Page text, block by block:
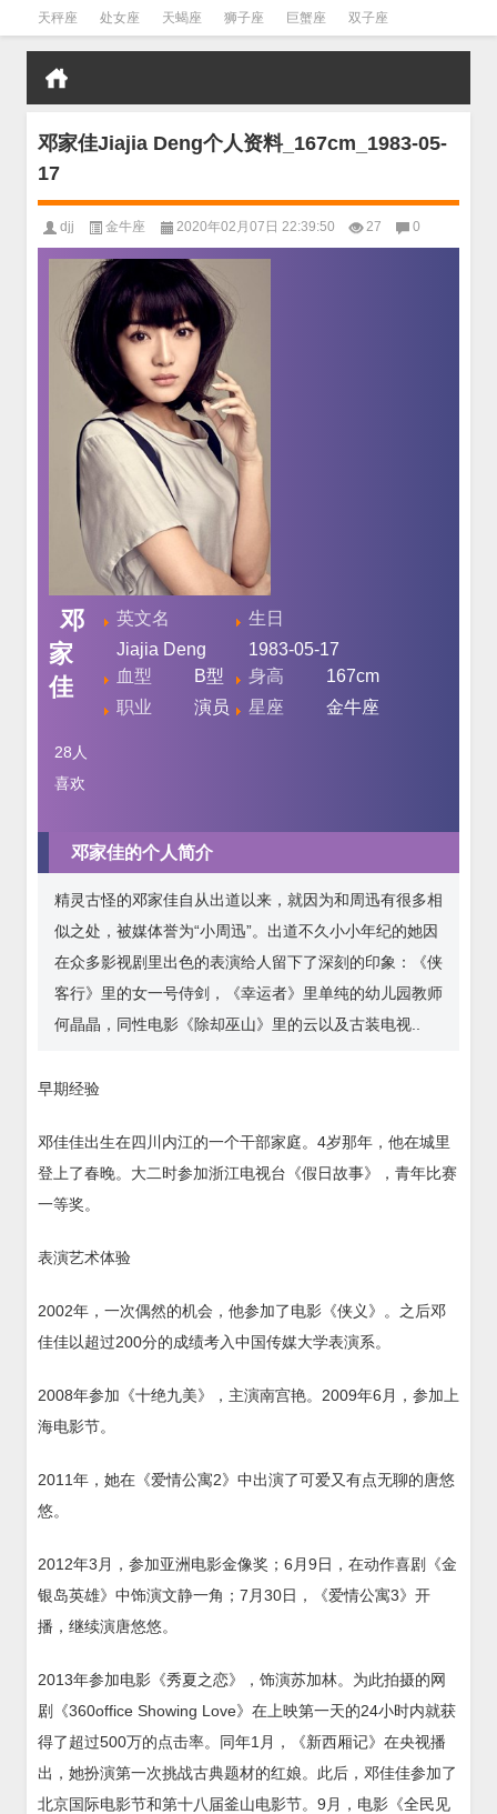
天秤座 处女座 天蝎座 狮子座 巨蟹座 双子座
金牛座 双鱼座 水瓶座
邓家佳Jiajia Deng个人资料_167cm_1983-05-
17
djj 金牛座 2020年02月07日 22:39:50 27 0
邓
家
佳
28 人
喜欢
英文名
Jiajia Deng
生日
1983-05-17
血型
B型 身高
167cm
职业
演员 星座 金牛座
邓家佳的个人简介
精灵古怪的邓家佳自从出道以来，就因为和周迅有很多相
似之处，被媒体誉为“小周迅”。出道不久小小年纪的她因
在众多影视剧里出色的表演给人留下了深刻的印象：《侠
客行》里的女一号侍剑，《幸运者》里单纯的幼儿园教师
何晶晶，同性电影《除却巫山》里的云以及古装电视..
早期经验
邓佳佳出生在四川内江的一个干部家庭。4岁那年，他在城里
登上了春晚。大二时参加浙江电视台《假日故事》，青年比赛
一等奖。
表演艺术体验
2002年，一次偶然的机会，他参加了电影《侠义》。之后邓
佳佳以超过200分的成绩考入中国传媒大学表演系。
2008年参加《十绝九美》，主演南宫艳。2009年6月，参加上
海电影节。
2011年，她在《爱情公寓2》中出演了可爱又有点无聊的唐悠
悠。
2012年3月，参加亚洲电影金像奖；6月9日，在动作喜剧《金
银岛英雄》中饰演文静一角；7月30日，《爱情公寓3》开
播，继续演唐悠悠。
2013年参加电影《秀夏之恋》，饰演苏加林。为此拍摄的网
剧《360office Showing Love》在上映第一天的24小时内就获
得了超过500万的点击率。同年1月，《新西厢记》在央视播
出，她扮演第一次挑战古典题材的红娘。此后，邓佳佳参加了
北京国际电影节和第十八届釜山电影节。9月，电影《全民见